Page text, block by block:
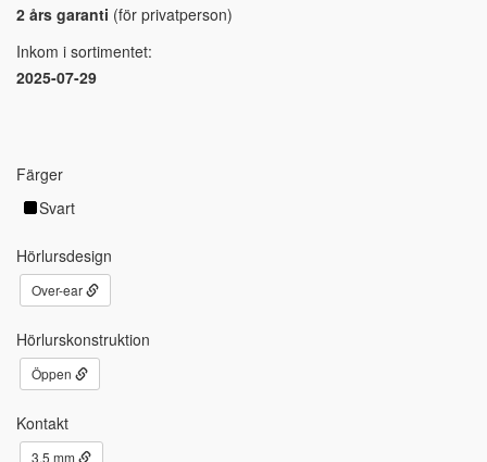
2 års garanti (för privatperson)
Inkom i sortimentet:
2025-07-29
Färger
Svart
Hörlursdesign
Over-ear
Hörlurskonstruktion
Öppen
Kontakt
3.5 mm